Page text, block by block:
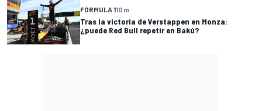
FÓRMULA 110 m
Tras la victoria de Verstappen en Monza:
¿puede Red Bull repetir en Bakú?